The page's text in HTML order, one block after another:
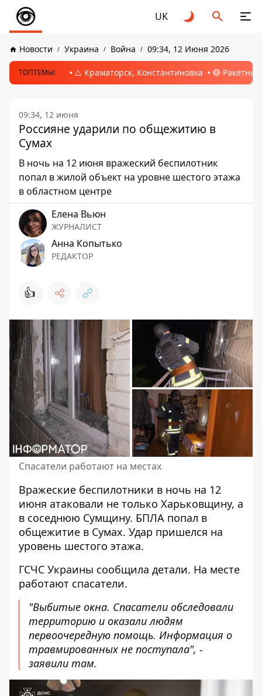
UK
Новости Украина Война 09:34, 12 Июня 2026
ТОПТЕМЫ: ⚠️ Краматорск, Константиновка 🔴
09:34, 12 июня
Россияне ударили по общежитию в
Сумах
В ночь на 12 июня вражеский беспилотник
попал в жилой объект на уровне шестого этажа
в областном центре
Елена Вьюн
ЖУРНАЛИСТ
Анна Копытько
РЕДАКТОР
👍
Спасатели работают на местах
Вражеские беспилотники в ночь на 12
июня атаковали не только Харьковщину, а
в соседнюю Сумщину. БПЛА попал в
общежитие в Сумах. Удар пришелся на
уровень шестого этажа.
ГСЧС Украины сообщила детали. На месте
работают спасатели.
"Выбитые окна. Спасатели обследовали
территорию и оказали людям
первоочередную помощь. Информация о
травмированных не поступала", -
заявили там.